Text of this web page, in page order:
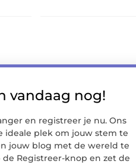
vandaag nog!
en registreer je nu. Ons
ideale plek om jouw stem te
jouw blog met de wereld te
de Registreer-knop en zet de